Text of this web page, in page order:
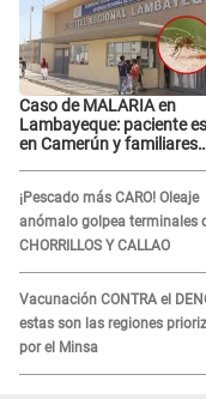
Caso de MALARIA en
Lambayeque: paciente
en Camerún y familiares
¡Pescado más CARO! Oleaje
anómalo golpea terminales
CHORRILLOS Y CALLAO
Vacunación CONTRA el
estas son las regiones
por el Minsa